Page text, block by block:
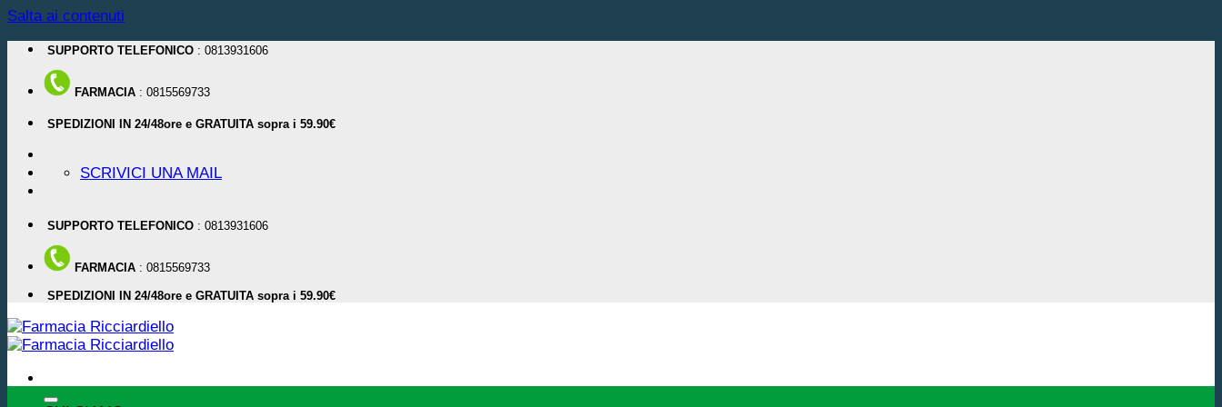
Salta ai contenuti
SUPPORTO TELEFONICO : 0813931606
FARMACIA : 0815569733
SPEDIZIONI IN 24/48ore e GRATUITA sopra i 59.90€
SCRIVICI UNA MAIL
SUPPORTO TELEFONICO : 0813931606
FARMACIA : 0815569733
SPEDIZIONI IN 24/48ore e GRATUITA sopra i 59.90€